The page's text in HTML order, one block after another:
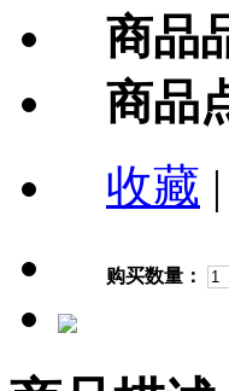
商品
商品
收藏 |
购买数量：